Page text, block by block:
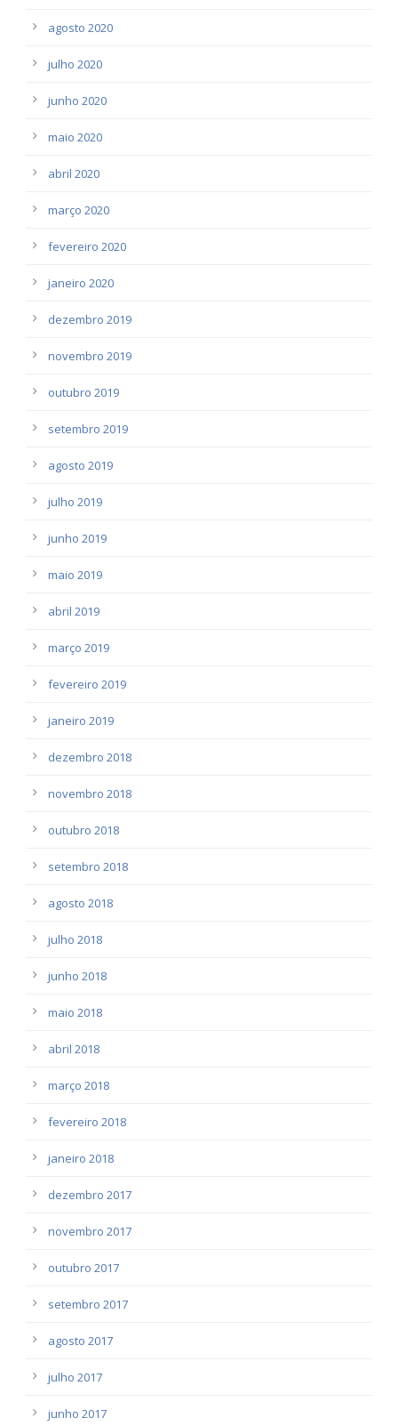
agosto 2020
julho 2020
junho 2020
maio 2020
abril 2020
março 2020
fevereiro 2020
janeiro 2020
dezembro 2019
novembro 2019
outubro 2019
setembro 2019
agosto 2019
julho 2019
junho 2019
maio 2019
abril 2019
março 2019
fevereiro 2019
janeiro 2019
dezembro 2018
novembro 2018
outubro 2018
setembro 2018
agosto 2018
julho 2018
junho 2018
maio 2018
abril 2018
março 2018
fevereiro 2018
janeiro 2018
dezembro 2017
novembro 2017
outubro 2017
setembro 2017
agosto 2017
julho 2017
junho 2017